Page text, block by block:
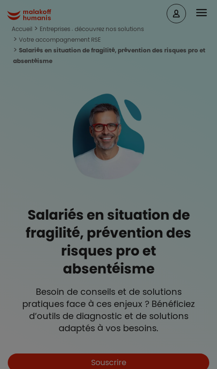
Malakoff Humanis Accueil
Accueil
Entreprises : découvrez nos solutions
Votre accompagnement RSE
Salariés en situation de fragilité, prévention des risques pro et
absentéisme
Salariés en situation de
fragilité, prévention des
risques pro et
absentéisme
Besoin de conseils et de solutions
pratiques face à ces enjeux ? Bénéficiez
d’outils de diagnostic et de solutions
adaptés à vos besoins.
Souscrire